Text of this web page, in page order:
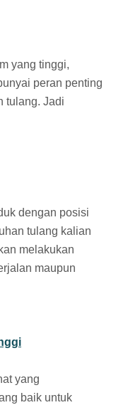
yang tinggi,
peran penting
tulang. Jadi
dengan posisi
tulang kalian
melakukan
maupun
yang
baik untuk